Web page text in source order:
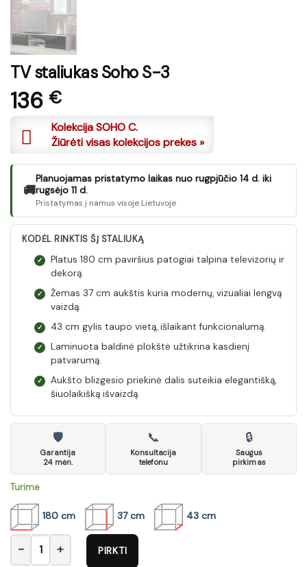
TV staliukas Soho S-3
136 €
Kolekcija SOHO C.
Žiūrėti visas kolekcijos prekes »
🚚
Planuojamas pristatymo laikas nuo rugpjūčio 14 d. iki
rugsėjo 11 d.
Pristatymas į namus visoje Lietuvoje
KODĖL RINKTIS ŠĮ STALIUKĄ
✓
Platus 180 cm paviršius patogiai talpina televizorių ir
dekorą.
✓
Žemas 37 cm aukštis kuria modernų, vizualiai lengvą
vaizdą.
✓ 43 cm gylis taupo vietą, išlaikant funkcionalumą.
✓
Laminuota baldinė plokštė užtikrina kasdienį
patvarumą.
✓
Aukšto blizgesio priekinė dalis suteikia elegantišką,
šiuolaikišką išvaizdą.
🛡
Garantija
24 mėn.
📞
Konsultacija
telefonu
🔒
Saugus
pirkimas
Turime
180 cm 37 cm 43 cm
produkto kiekis: TV staliukas Soho S-3
PIRKTI